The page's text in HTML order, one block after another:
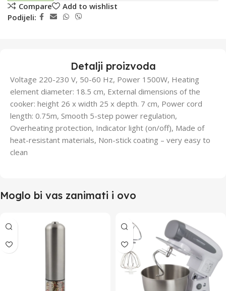
Compare
Add to wishlist
Podijeli:
Detalji proizvoda
Voltage 220-230 V, 50-60 Hz, Power 1500W, Heating
element diameter: 18.5 cm, External dimensions of the
cooker: height 26 x width 25 x depth. 7 cm, Power cord
length: 0.75m, Smooth 5-step power regulation,
Overheating protection, Indicator light (on/off), Made of
heat-resistant materials, Non-stick coating – very easy to
clean
Moglo bi vas zanimati i ovo